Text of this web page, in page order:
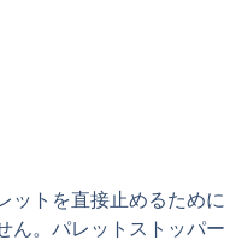
ットを直接止めるために
ん。パレットストッパー